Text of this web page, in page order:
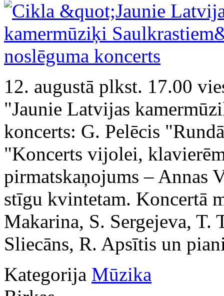
12. augustā plkst. 17.00
"Jaunie Latvijas
koncerts: G. Pelēcis
"Koncerts vijolei,
pirmatskaņojums – Annas
stīgu kvintetam. Koncertā
Makarina, S. Sergejeva, T.
Sliecāns, R. Apsītis un
Kategorija Mūzika